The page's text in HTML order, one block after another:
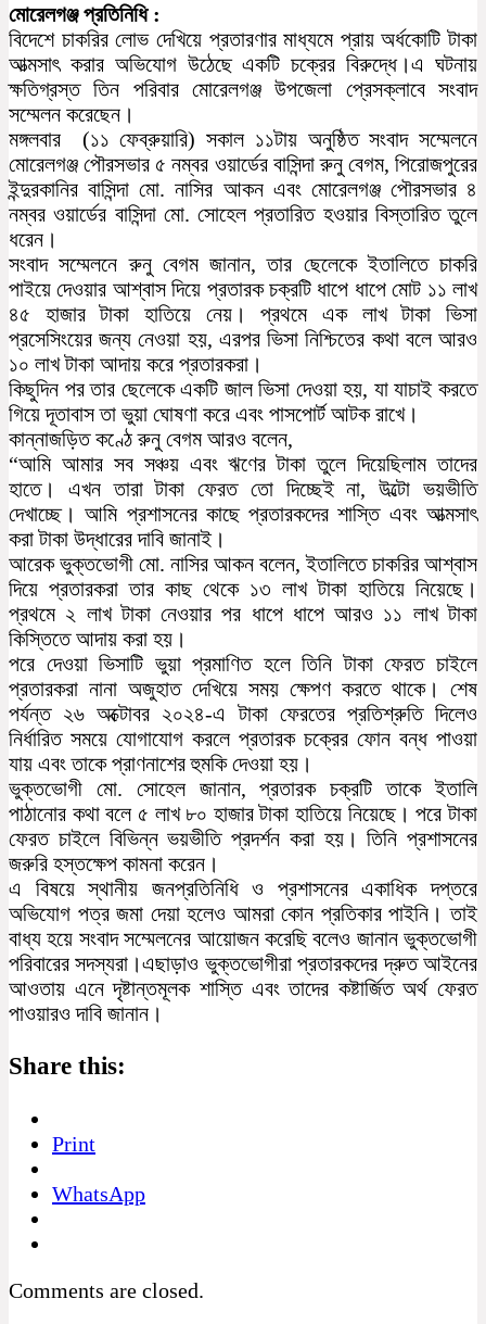
মোরেলগঞ্জ প্রতিনিধি :
বিদেশে চাকরির লোভ দেখিয়ে প্রতারণার মাধ্যমে প্রায় অর্ধকোটি টাকা
আত্মসাৎ করার অভিযোগ উঠেছে একটি চক্রের বিরুদ্ধে।এ ঘটনায়
ক্ষতিগ্রস্ত তিন পরিবার মোরেলগঞ্জ উপজেলা প্রেসক্লাবে সংবাদ
সম্মেলন করেছেন।
মঙ্গলবার (১১ ফেব্রুয়ারি) সকাল ১১টায় অনুষ্ঠিত সংবাদ সম্মেলনে
মোরেলগঞ্জ পৌরসভার ৫ নম্বর ওয়ার্ডের বাসিন্দা রুনু বেগম, পিরোজপুরের
ইন্দুরকানির বাসিন্দা মো. নাসির আকন এবং মোরেলগঞ্জ পৌরসভার ৪
নম্বর ওয়ার্ডের বাসিন্দা মো. সোহেল প্রতারিত হওয়ার বিস্তারিত তুলে
ধরেন।
সংবাদ সম্মেলনে রুনু বেগম জানান, তার ছেলেকে ইতালিতে চাকরি
পাইয়ে দেওয়ার আশ্বাস দিয়ে প্রতারক চক্রটি ধাপে ধাপে মোট ১১ লাখ
৪৫ হাজার টাকা হাতিয়ে নেয়। প্রথমে এক লাখ টাকা ভিসা
প্রসেসিংয়ের জন্য নেওয়া হয়, এরপর ভিসা নিশ্চিতের কথা বলে আরও
১০ লাখ টাকা আদায় করে প্রতারকরা।
কিছুদিন পর তার ছেলেকে একটি জাল ভিসা দেওয়া হয়, যা যাচাই করতে
গিয়ে দূতাবাস তা ভুয়া ঘোষণা করে এবং পাসপোর্ট আটক রাখে।
কান্নাজড়িত কণ্ঠে রুনু বেগম আরও বলেন,
“আমি আমার সব সঞ্চয় এবং ঋণের টাকা তুলে দিয়েছিলাম তাদের
হাতে। এখন তারা টাকা ফেরত তো দিচ্ছেই না, উল্টো ভয়ভীতি
দেখাচ্ছে। আমি প্রশাসনের কাছে প্রতারকদের শাস্তি এবং আত্মসাৎ
করা টাকা উদ্ধারের দাবি জানাই।
আরেক ভুক্তভোগী মো. নাসির আকন বলেন, ইতালিতে চাকরির আশ্বাস
দিয়ে প্রতারকরা তার কাছ থেকে ১৩ লাখ টাকা হাতিয়ে নিয়েছে।
প্রথমে ২ লাখ টাকা নেওয়ার পর ধাপে ধাপে আরও ১১ লাখ টাকা
কিস্তিতে আদায় করা হয়।
পরে দেওয়া ভিসাটি ভুয়া প্রমাণিত হলে তিনি টাকা ফেরত চাইলে
প্রতারকরা নানা অজুহাত দেখিয়ে সময় ক্ষেপণ করতে থাকে। শেষ
পর্যন্ত ২৬ অক্টোবর ২০২৪-এ টাকা ফেরতের প্রতিশ্রুতি দিলেও
নির্ধারিত সময়ে যোগাযোগ করলে প্রতারক চক্রের ফোন বন্ধ পাওয়া
যায় এবং তাকে প্রাণনাশের হুমকি দেওয়া হয়।
ভুক্তভোগী মো. সোহেল জানান, প্রতারক চক্রটি তাকে ইতালি
পাঠানোর কথা বলে ৫ লাখ ৮০ হাজার টাকা হাতিয়ে নিয়েছে। পরে টাকা
ফেরত চাইলে বিভিন্ন ভয়ভীতি প্রদর্শন করা হয়। তিনি প্রশাসনের
জরুরি হস্তক্ষেপ কামনা করেন।
এ বিষয়ে স্থানীয় জনপ্রতিনিধি ও প্রশাসনের একাধিক দপ্তরে
অভিযোগ পত্র জমা দেয়া হলেও আমরা কোন প্রতিকার পাইনি। তাই
বাধ্য হয়ে সংবাদ সম্মেলনের আয়োজন করেছি বলেও জানান ভুক্তভোগী
পরিবারের সদস্যরা।এছাড়াও ভুক্তভোগীরা প্রতারকদের দ্রুত আইনের
আওতায় এনে দৃষ্টান্তমূলক শাস্তি এবং তাদের কষ্টার্জিত অর্থ ফেরত
পাওয়ারও দাবি জানান।
Share this:
Print
WhatsApp
Comments are closed.